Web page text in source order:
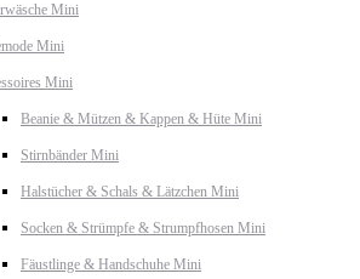
Mini
Mini
Mini
Beanie & Mützen & Kappen & Hüte Mini
Stirnbänder Mini
Halstücher & Schals & Lätzchen Mini
Socken & Strümpfe & Strumpfhosen Mini
Fäustlinge & Handschuhe Mini